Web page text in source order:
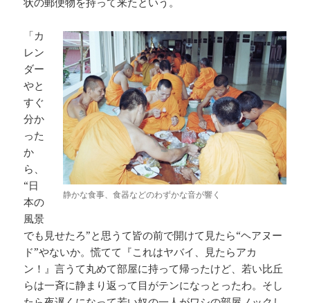
静かな食事、食器などのわずかな音が響く
「カ
レン
ダー
やと
すぐ
分か
った
か
ら、
“日
本の
風景
でも見せたろ”と思うて皆の前で開けて見たら“ヘアヌー
ド”やないか。慌てて『これはヤバイ、見たらアカ
ン！』言うて丸めて部屋に持って帰ったけど、若い比丘
らは一斉に静まり返って目がテンになっとったわ。そし